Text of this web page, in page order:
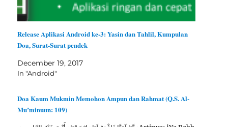
Release Aplikasi Android ke-3: Yasin dan Tahlil, Kumpulan
Doa, Surat-Surat pendek
December 19, 2017
In "Android"
Doa Kaum Mukmin Memohon Ampun dan Rahmat (Q.S. Al-
Mu’minuun: 109)